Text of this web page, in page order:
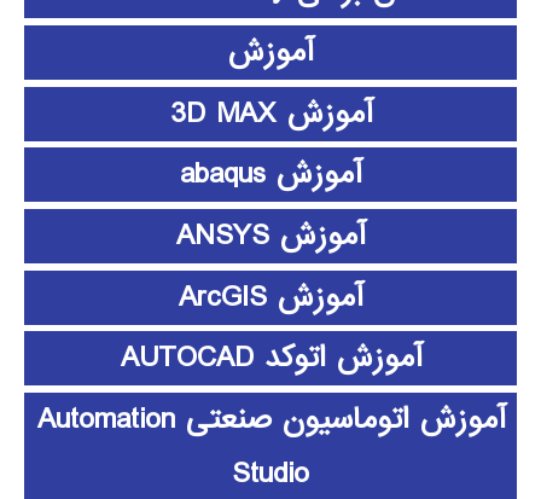
آموزش
آموزش 3D MAX
آموزش abaqus
آموزش ANSYS
آموزش ArcGIS
آموزش اتوکد AUTOCAD
آموزش اتوماسیون صنعتی Automation
Studio